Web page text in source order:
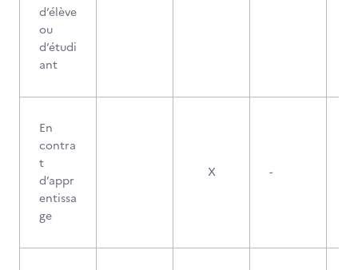
d’élève
ou
d’étudi
ant
En
contra
t
d’appr
entissa
ge
X -